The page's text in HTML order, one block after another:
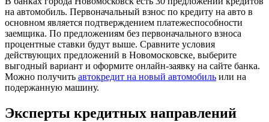
на автомобиль. Первоначальный взнос по кредиту на авто в
основном является подтверждением платежеспособности
заемщика. По предложениям без первоначального взноса
процентные ставки будут выше. Сравните условия
действующих предложений в Новомосковске, выберите
выгодный вариант и оформите онлайн-заявку на сайте банка.
Можно получить автокредит на новый автомобиль или на
подержанную машину.
Эксперты кредитных направлений